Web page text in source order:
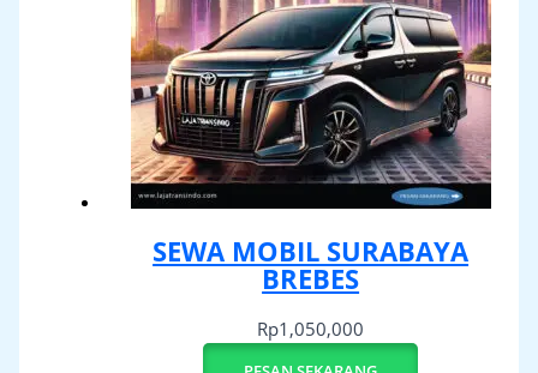
SEWA MOBIL SURABAYA
BREBES
Rp1,050,000